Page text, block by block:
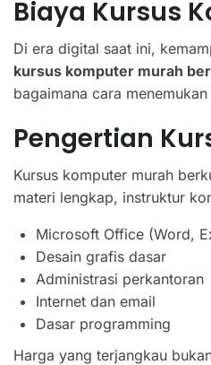
Biaya Kursus
Di era digital saat ini,
kursus komputer murah
bagaimana cara
Pengertian
Kursus komputer murah
materi lengkap, instruktur
Microsoft Office (Word,
Desain grafis dasar
Administrasi perkantoran
Internet dan email
Dasar programming
Harga yang terjangkau